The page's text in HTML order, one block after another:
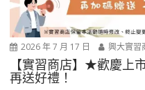
2026 年 7 月 17 日 興大實習
【實習商店】★歡慶上
再送好禮！